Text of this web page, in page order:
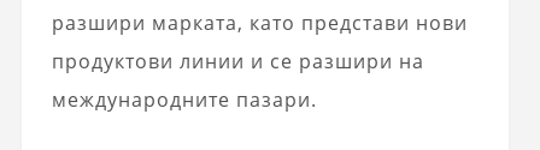
разшири марката, като представи нови
продуктови линии и се разшири на
международните пазари.